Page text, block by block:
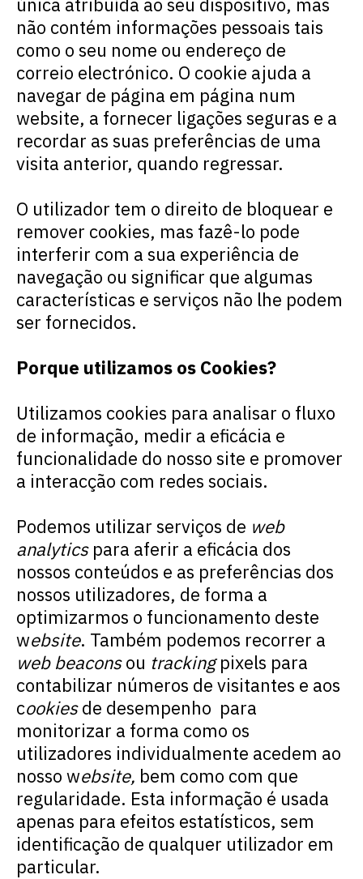
não contém informações pessoais tais
como o seu nome ou endereço de
correio electrónico. O cookie ajuda a
navegar de página em página num
website, a fornecer ligações seguras e a
recordar as suas preferências de uma
visita anterior, quando regressar.
O utilizador tem o direito de bloquear e
remover cookies, mas fazê-lo pode
interferir com a sua experiência de
navegação ou significar que algumas
características e serviços não lhe podem
ser fornecidos.
Porque utilizamos os Cookies?
Utilizamos cookies para analisar o fluxo
de informação, medir a eficácia e
funcionalidade do nosso site e promover
a interacção com redes sociais.
Podemos utilizar serviços de web
analyticspara aferir a eficácia dos
nossos conteúdos e as preferências dos
nossos utilizadores, de forma a
optimizarmos o funcionamento deste
website. Também podemos recorrer a
web beaconsou trackingpixels para
contabilizar números de visitantes e aos
cookiesde desempenho para
monitorizar a forma como os
utilizadores individualmente acedem ao
nosso website, bem como com que
regularidade. Esta informação é usada
apenas para efeitos estatísticos, sem
identificação de qualquer utilizador em
particular.